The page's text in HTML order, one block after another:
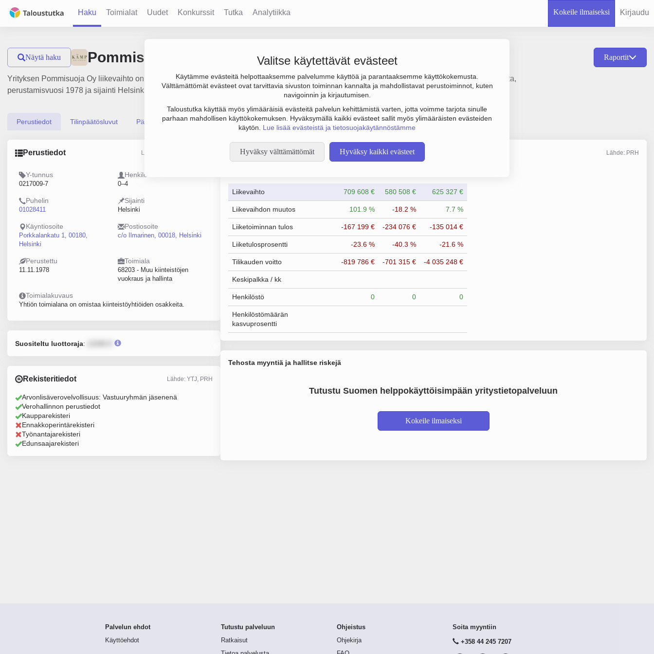
Haku Toimialat Uudet Konkurssit Tutka Analytiikka Kokeile ilmaiseksi Kirjaudu
Valitse käytettävät evästeet
Käytämme evästeitä helpottaaksemme palvelumme käyttöä ja parantaaksemme käyttökokemusta.
Välttämättömät evästeet ovat tarvittavia sivuston toiminnan kannalta ja mahdollistavat perustoiminnot, kuten
navigoinnin ja kirjautumisen.
Taloustutka käyttää myös ylimääräisiä evästeitä palvelun kehittämistä varten, jotta voimme tarjota sinulle
parhaan mahdollisen käyttökokemuksen. Hyväksymällä kaikki evästeet sallit myös ylimääräisten evästeiden
käytön. Lue lisää evästeistä ja tietosuojakäytännöstämme
Hyväksy välttämättömät Hyväksy kaikki evästeet
Näytä haku Pommisuoja Oy Raportit
Yrityksen Pommisuoja Oy liikevaihto on 625 000 €, tulos -135 000 € ja henkilöstömäärä 0. Sen päätoimiala on Muu kiinteistöjen vuokraus ja hallinta,
perustamisvuosi 1978 ja sijainti Helsinki. Yrityksen yhtiömuoto Osakeyhtiö (OY).
Perustiedot Tilinpäätösluvut Päättäjätiedot
Perustiedot Lähde: YTJ, PRH, Traficom
Y-tunnus
0217009-7
Henkilöstömäärä
0–4
Puhelin
01028411
Sijainti
Helsinki
Käyntiosoite
Porkkalankatu 1, 00180,
Helsinki
Postiosoite
c/o Ilmarinen, 00018, Helsinki
Perustettu
11.11.1978
Toimiala
68203 - Muu kiinteistöjen
vuokraus ja hallinta
Toimialakuvaus
Yhtiön toimialana on omistaa kiinteistöyhtiöiden osakkeita.
Suositeltu luottoraja:
Rekisteritiedot Lähde: YTJ, PRH
Arvonlisäverovelvollisuus: Vastuuryhmän jäsenenä
Verohallinnon perustiedot
Kaupparekisteri
Ennakkoperintärekisteri
Työnantajarekisteri
Edunsaajarekisteri
Taloustiedot Lähde: PRH
Liikevaihto 709 608 € 580 508 € 625 327 €
Liikevaihdon muutos 101.9 % -18.2 % 7.7 %
Liiketoiminnan tulos -167 199 € -234 076 € -135 014 €
Liiketulosprosentti -23.6 % -40.3 % -21.6 %
Tilikauden voitto -819 786 € -701 315 € -4 035 248 €
Keskipalkka / kk
Henkilöstö 0 0 0
Henkilöstömäärän
kasvuprosentti
Tehosta myyntiä ja hallitse riskejä
Tutustu Suomen helppokäyttöisimpään yritystietopalveluun
Kokeile ilmaiseksi
Palvelun ehdot
Käyttöehdot
Tutustu palveluun
Ratkaisut
Ohjeistus
Ohjekirja
Soita myyntiin
+358 44 245 7207